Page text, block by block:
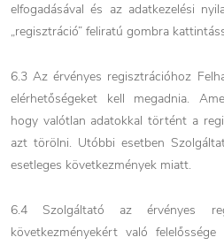
elfogadásával és az adatkezelési
„regisztráció” feliratú gombra
6.3 Az érvényes regisztrációhoz
elérhetőségeket kell megadnia.
hogy valótlan adatokkal történt a
azt törölni. Utóbbi esetben
esetleges következmények miatt.
6.4 Szolgáltató az érvényes
következményekért való